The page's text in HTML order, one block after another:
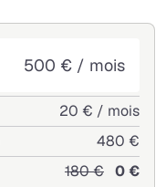
500 € / mois
20 € / mois
480 €
180 € 0 €